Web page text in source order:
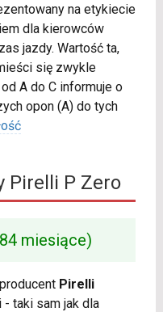
na etykiecie
dla kierowców
jazdy. Wartość ta,
się zwykle
A do C informuje o
opon (A) do tych
Pirelli P Zero
miesiące)
Pirelli
taki sam jak dla